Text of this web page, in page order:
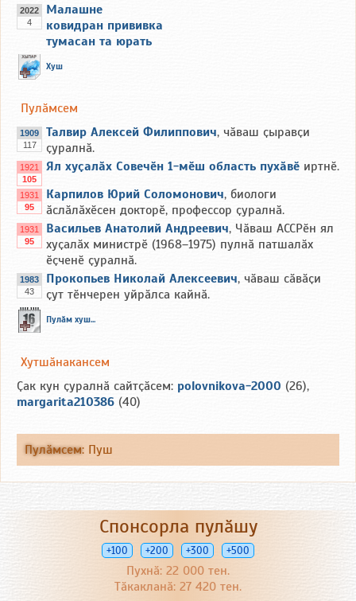
2022
4
Малашне
ковидран прививка
тумасан та юрать
Хуш
Пулӑмсем
1909
117
Талвир Алексей Филиппович, чӑваш ҫыравҫи
ҫуралнӑ.
1921
105
Ял хуҫалӑх Совечӗн 1-мӗш область пухӑвӗ иртнӗ.
1931
95
Карпилов Юрий Соломонович, биологи
ӑслӑлӑхӗсен докторӗ, профессор ҫуралнӑ.
1931
95
Васильев Анатолий Андреевич, Чӑваш АССРӗн ял
хуҫалӑх министрӗ (1968–1975) пулнӑ патшалӑх
ӗҫченӗ ҫуралнӑ.
1983
43
Прокопьев Николай Алексеевич, чӑваш сӑвӑҫи
ҫут тӗнчерен уйрӑлса кайнӑ.
Пулӑм хуш...
Хутшӑнакансем
Ҫак кун ҫуралнӑ сайтҫӑсем: polovnikova-2000 (26),
margarita210386 (40)
Пулӑмсем: Пуш
Спонсорла пулӑшу
+100 +200 +300 +500
Пухнӑ: 22 000 тен.
Тӑкакланӑ: 27 420 тен.